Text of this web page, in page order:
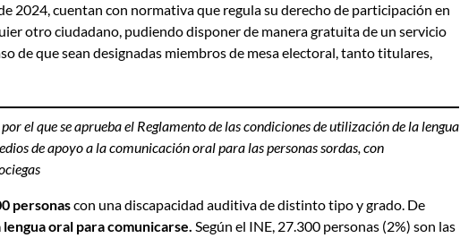
2024, cuentan con normativa que regula su derecho de participación en
otro ciudadano, pudiendo disponer de manera gratuita de un servicio
de que sean designadas miembros de mesa electoral, tanto titulares,
por el que se aprueba el Reglamento de las condiciones de utilización de la lengua
de apoyo a la comunicación oral para las personas sordas, con
personascon una discapacidad auditiva de distinto tipo y grado. De
oral para comunicarse. Según el INE, 27.300 personas (2%) son las